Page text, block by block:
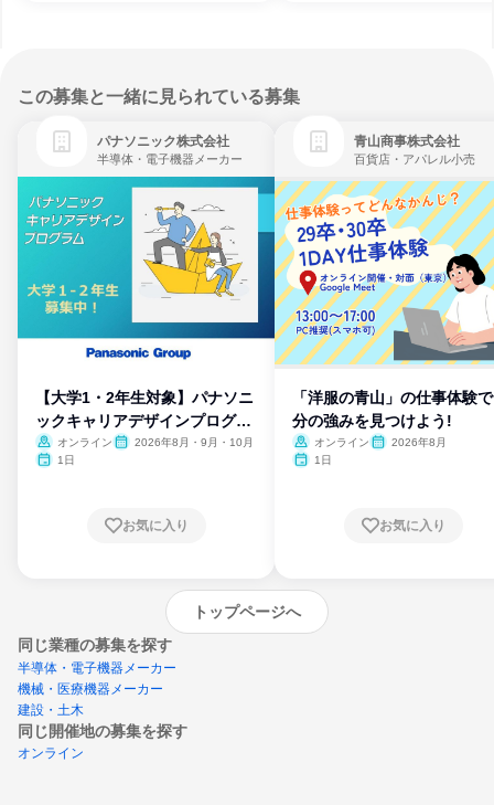
この募集と一緒に見られている募集
パナソニック株式会社
半導体・電子機器メーカー
【大学1・2年生対象】パナソニ
ックキャリアデザインプログラ
ム
オンライン
2026年8月・9月・10月
1日
お気に入り
青山商事株式会社
百貨店・アパレル小売
「洋服の青山」の仕事体験
分の強みを見つけよう!
オンライン
2026年8月
1日
お気に入り
トップページへ
同じ業種の募集を探す
半導体・電子機器メーカー
機械・医療機器メーカー
建設・土木
同じ開催地の募集を探す
オンライン